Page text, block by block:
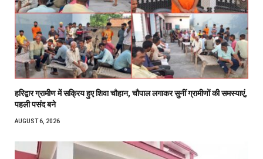
हरिद्वार ग्रामीण में सक्रिय हुए शिवा चौहान, चौपाल लगाकर सुनीं ग्रामीणों की समस्याएं,
पहली पसंद बने
AUGUST 6, 2026